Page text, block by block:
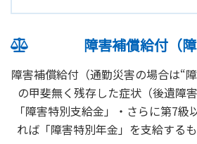
障害補償給付（障
障害補償給付（通勤災害の場合は“
の甲斐無く残存した症状（後遺障
「障害特別支給金」・さらに第7級
れば「障害特別年金」を支給する